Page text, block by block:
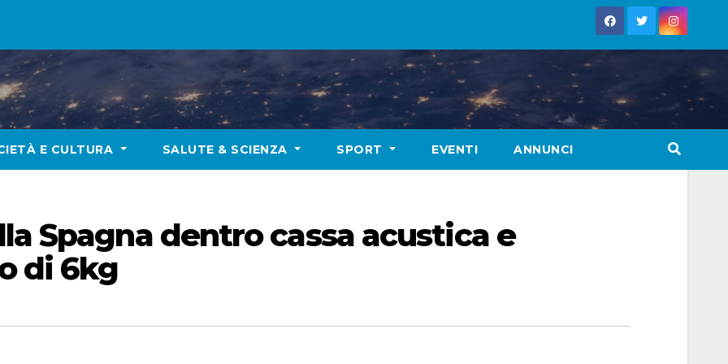
E CULTURA SALUTE & SCIENZA SPORT EVENTI ANNUNCI
Spagna dentro cassa acustica e
di 6kg